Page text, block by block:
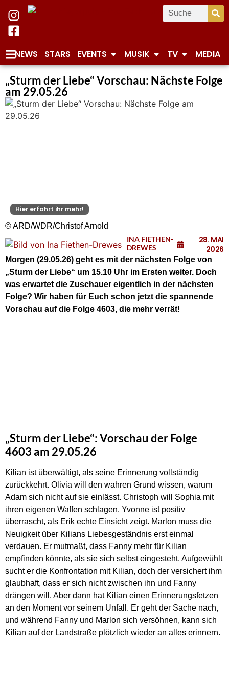
NEWS STARS EVENTS MUSIK TV MEDIA
„Sturm der Liebe“ Vorschau: Nächste Folge
am 29.05.26
Hier erfahrt ihr mehr!
© ARD/WDR/Christof Arnold
INA FIETHEN-
DREWES
28. MAI
2026
Morgen (29.05.26) geht es mit der nächsten Folge von
„Sturm der Liebe“ um 15.10 Uhr im Ersten weiter. Doch
was erwartet die Zuschauer eigentlich in der nächsten
Folge? Wir haben für Euch schon jetzt die spannende
Vorschau auf die Folge 4603, die mehr verrät!
„Sturm der Liebe“: Vorschau der Folge
4603 am 29.05.26
Kilian ist überwältigt, als seine Erinnerung vollständig
zurückkehrt. Olivia will den wahren Grund wissen, warum
Adam sich nicht auf sie einlässt. Christoph will Sophia mit
ihren eigenen Waffen schlagen. Yvonne ist positiv
überrascht, als Erik echte Einsicht zeigt. Marlon muss die
Neuigkeit über Kilians Liebesgeständnis erst einmal
verdauen. Er mutmaßt, dass Fanny mehr für Kilian
empfinden könnte, als sie sich selbst eingesteht. Aufgewühlt
sucht er die Konfrontation mit Kilian, doch der versichert ihm
glaubhaft, dass er sich nicht zwischen ihn und Fanny
drängen will. Aber dann hat Kilian einen Erinnerungsfetzen
an den Moment vor seinem Unfall. Er geht der Sache nach,
und während Fanny und Marlon sich versöhnen, kann sich
Kilian auf der Landstraße plötzlich wieder an alles erinnern.